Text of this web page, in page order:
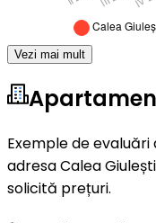
Vezi mai mult
Exemple de
adresa Calea
solicită prețuri.